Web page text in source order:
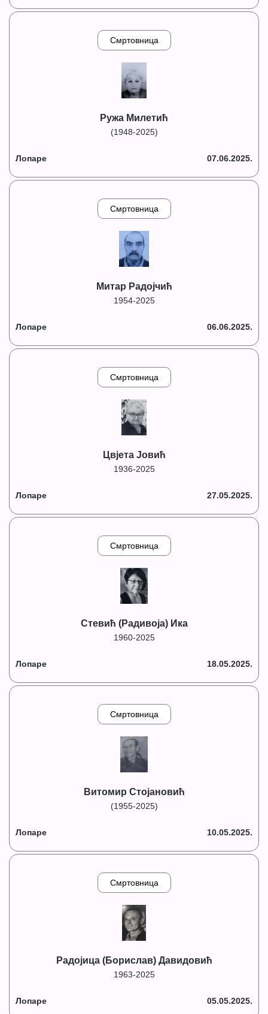
Смртовница
Ружа Милетић
(1948-2025)
Лопаре 07.06.2025.
Смртовница
Митар Радојчић
1954-2025
Лопаре 06.06.2025.
Смртовница
Цвјета Јовић
1936-2025
Лопаре 27.05.2025.
Смртовница
Стевић (Радивоја) Ика
1960-2025
Лопаре 18.05.2025.
Смртовница
Витомир Стојановић
(1955-2025)
Лопаре 10.05.2025.
Смртовница
Радојица (Борислав) Давидовић
1963-2025
Лопаре 05.05.2025.